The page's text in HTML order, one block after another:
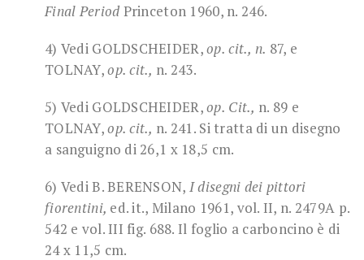
Final Period Princeton 1960, n. 246.
4) Vedi GOLDSCHEIDER,op. cit., n. 87, e
TOLNAY,op. cit., n. 243.
5) Vedi GOLDSCHEIDER,op. Cit., n. 89 e
TOLNAY,op. cit., n. 241. Si tratta di un disegno
a sanguigno di 26,1 x 18,5 cm.
6) Vedi B. BERENSON, I disegni dei pittori
fiorentini, ed. it., Milano 1961, vol. II, n. 2479A p.
542 e vol. III fig. 688. Il foglio a carboncino è di
24 x 11,5 cm.